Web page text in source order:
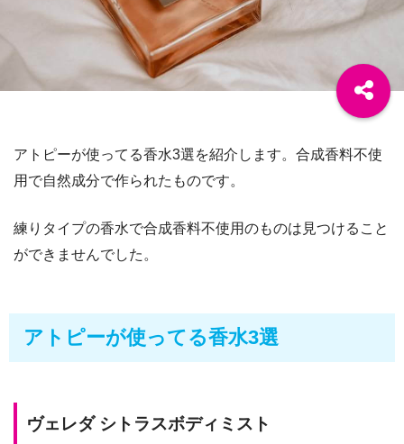
アトピーが使ってる香水3選を紹介します。合成香料不使
用で自然成分で作られたものです。
練りタイプの香水で合成香料不使用のものは見つけること
ができませんでした。
アトピーが使ってる香水3選
ヴェレダ シトラスボディミスト